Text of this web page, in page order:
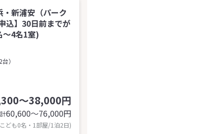
新浦安（パーク
込】30日前までが
4名1室)
）
～38,000円
60,600〜76,000円
ども0名・1部屋/1泊2日)